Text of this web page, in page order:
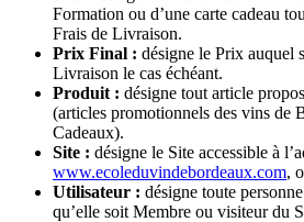
Formation ou d’une carte cadeau
Frais de Livraison.
Prix Final : désigne le Prix auquel
Livraison le cas échéant.
Produit : désigne tout article
(articles promotionnels des vins de
Cadeaux).
Site : désigne le Site accessible à
www.ecoleduvindebordeaux.com,
Utilisateur : désigne toute
qu’elle soit Membre ou visiteur du